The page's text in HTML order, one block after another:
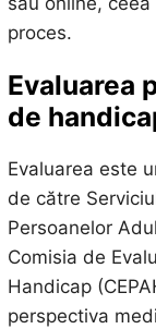
proces.
Evaluarea
de
Evaluarea este
de către
Persoanelor
Comisia de
Handicap
perspectiva